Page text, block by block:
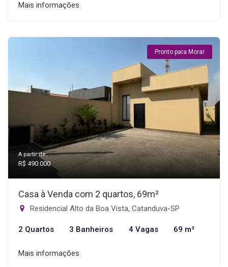
Mais informações
Pronto para Morar
A partir de:
R$ 490.000
Casa à Venda com 2 quartos, 69m²
Residencial Alto da Boa Vista, Catanduva-SP
2 Quartos 3 Banheiros 4 Vagas 69 m²
Mais informações